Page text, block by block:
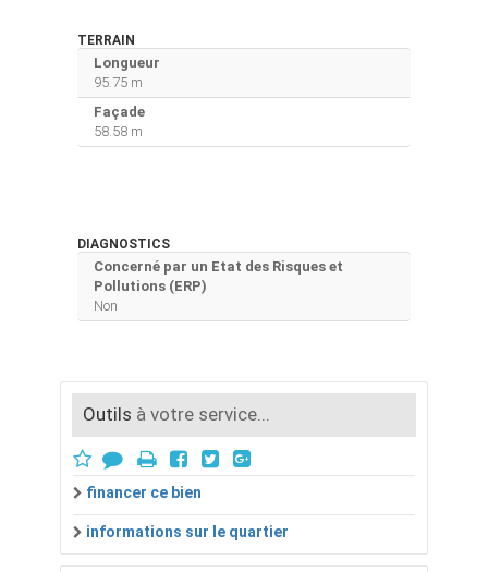
TERRAIN
Longueur
95.75 m
Façade
58.58 m
DIAGNOSTICS
Concerné par un Etat des Risques et
Pollutions (ERP)
Non
Outils à votre service...
financer ce bien
informations sur le quartier